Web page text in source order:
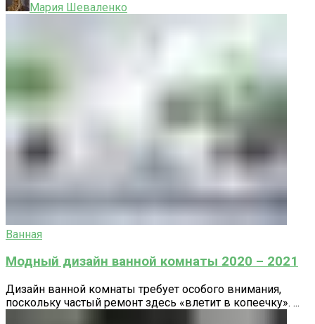
Мария Шеваленко
Ванная
Модный дизайн ванной комнаты 2020 – 2021
Дизайн ванной комнаты требует особого внимания,
поскольку частый ремонт здесь «влетит в копеечку». ...